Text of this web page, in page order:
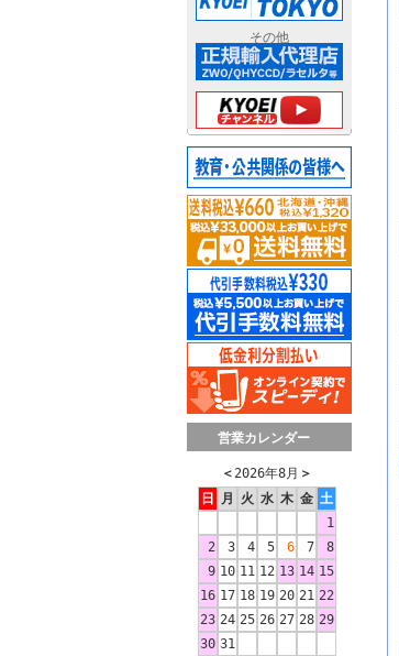
その他
営業カレンダー
＜ 2026年8月 ＞
日
月 火 水 木 金 土
1
2
3 4 5 6 7
8
9 10 11 12 13 14 15
16 17 18 19 20 21 22
23 24 25 26 27 28 29
30 31